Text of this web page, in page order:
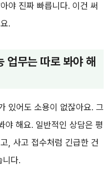
야 진짜 빠릅니다. 이건 써
.
업무는 따로 봐야 해
있어도 소용이 없잖아요. 그
야 해요. 일반적인 상담은 평
, 사고 접수처럼 긴급한 건
니다.